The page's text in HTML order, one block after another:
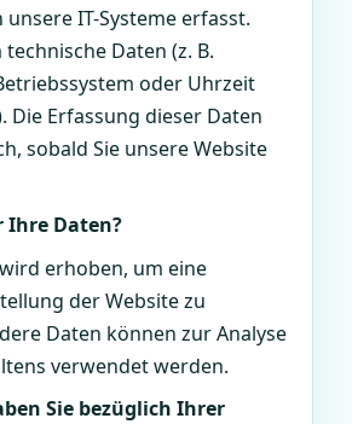
IT-Systeme erfasst.
Daten (z. B.
oder Uhrzeit
Die Erfassung dieser Daten
sobald Sie unsere Website
Daten?
erhoben, um eine
der Website zu
Daten können zur Analyse
verwendet werden.
Sie bezüglich Ihrer